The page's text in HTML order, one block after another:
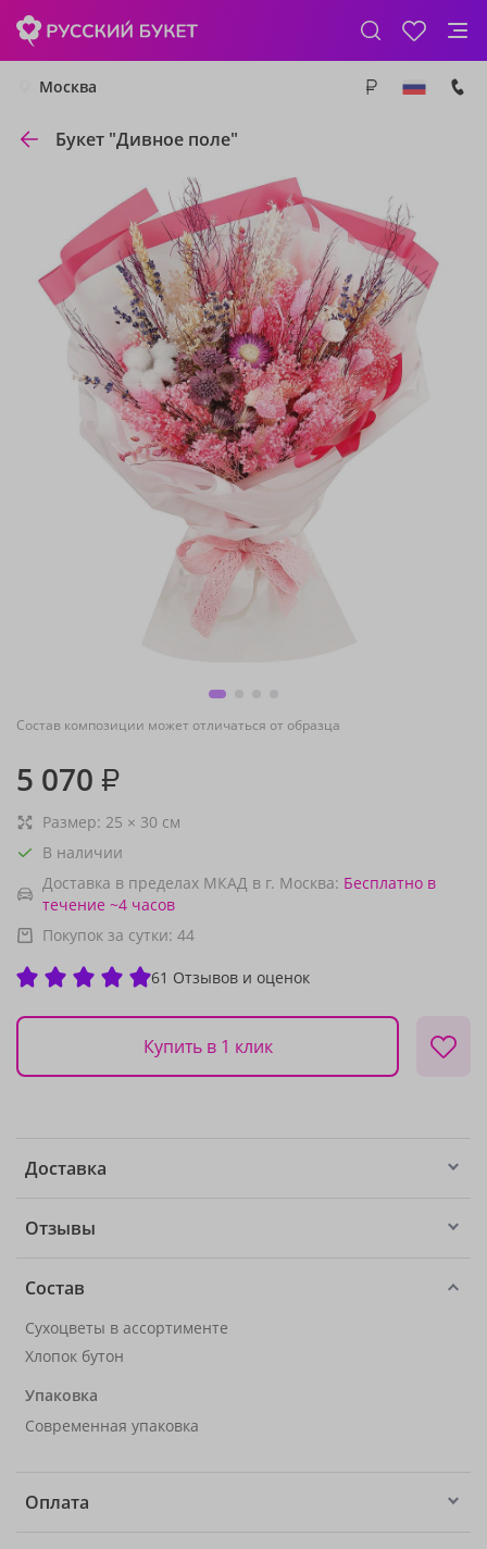
Москва
Букет "Дивное поле"
Состав композиции может отличаться от образца
5 070 ₽
Размер: 25 × 30 см
В наличии
Доставка в пределах МКАД в г. Москва: Бесплатно в
течение ~4 часов
Покупок за сутки: 44
61 Отзывов и оценок
Купить в 1 клик
Доставка
Отзывы
Состав
Сухоцветы в ассортименте
Хлопок бутон
Упаковка
Современная упаковка
Оплата